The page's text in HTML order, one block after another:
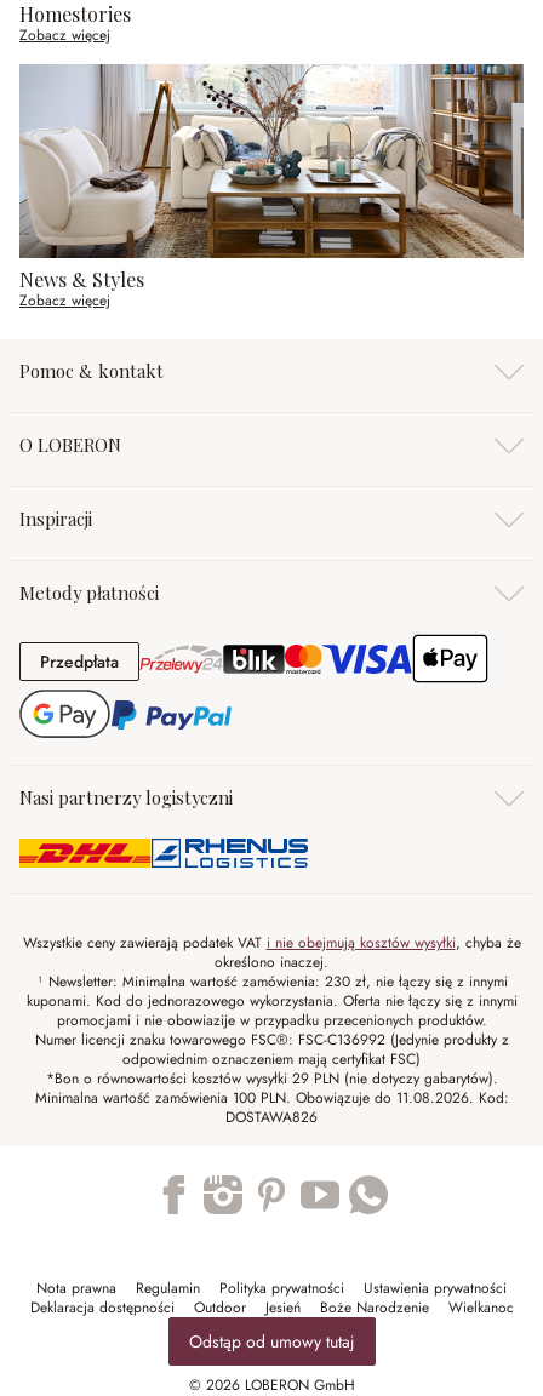
Homestories
Zobacz więcej
News & Styles
Zobacz więcej
Pomoc & kontakt
O LOBERON
Inspiracji
Metody płatności
PrzedpłataPrzedpłata
Nasi partnerzy logistyczni
Wszystkie ceny zawierają podatek VAT i nie obejmują kosztów wysyłki, chyba że
określono inaczej.
¹ Newsletter: Minimalna wartość zamówienia: 230 zł, nie łączy się z innymi
kuponami. Kod do jednorazowego wykorzystania. Oferta nie łączy się z innymi
promocjami i nie obowiazije w przypadku przecenionych produktów.
Numer licencji znaku towarowego FSC®: FSC-C136992 (Jedynie produkty z
odpowiednim oznaczeniem mają certyfikat FSC)
*Bon o równowartości kosztów wysyłki 29 PLN (nie dotyczy gabarytów).
Minimalna wartość zamówienia 100 PLN. Obowiązuje do 11.08.2026. Kod:
DOSTAWA826
Nota prawna Regulamin Polityka prywatności
Ustawienia prywatności
Deklaracja dostępności
Outdoor Jesień Boże Narodzenie Wielkanoc
Odstąp od umowy tutaj
© 2026 LOBERON GmbH